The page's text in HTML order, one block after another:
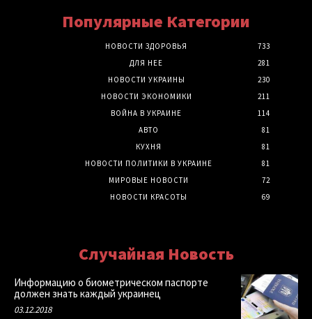
Популярные Категории
НОВОСТИ ЗДОРОВЬЯ
733
ДЛЯ НЕЕ
281
НОВОСТИ УКРАИНЫ
230
НОВОСТИ ЭКОНОМИКИ
211
ВОЙНА В УКРАИНЕ
114
АВТО
81
КУХНЯ
81
НОВОСТИ ПОЛИТИКИ В УКРАИНЕ
81
МИРОВЫЕ НОВОСТИ
72
НОВОСТИ КРАСОТЫ
69
Случайная Новость
Информацию о биометрическом паспорте
должен знать каждый украинец
03.12.2018